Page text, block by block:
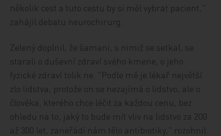
několik cest a tuto cestu by si měl vybrat pacient,"
zahájil debatu neurochirurg.
Zelený doplnil, že šamani, s nimiž se setkal, se
starali o duševní zdraví svého kmene, o jeho
fyzické zdraví tolik ne. "Podle mě je lékař největší
zlo lidstva, protože on se nezajímá o lidstvo, ale o
člověka, kterého chce léčit za každou cenu, bez
ohledu na to, jaký to bude mít vliv na lidstvo za 200
až 300 let, zaneřádí nám tělo antibiotiky," rozohnil